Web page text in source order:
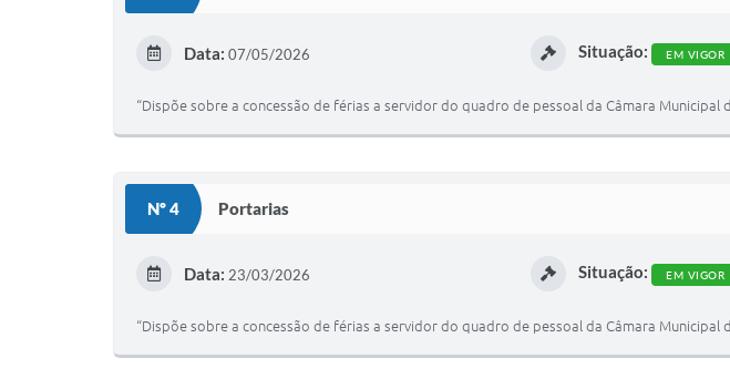
Data: 07/05/2026 Situação: EM VIGOR
“Dispõe sobre a concessão de férias a servidor do quadro de pessoal da Câmara Municipal
Nº 4 Portarias
Data: 23/03/2026 Situação: EM VIGOR
“Dispõe sobre a concessão de férias a servidor do quadro de pessoal da Câmara Municipal